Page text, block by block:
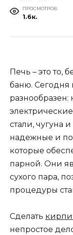
ПРОСМОТРОВ
1.6к.
Печь – это то,
баню. Сегодня
разнообразен:
стали, чугуна
надежные и
которые
парной. Они
сухого пара,
процедуры
Сделать
непростое